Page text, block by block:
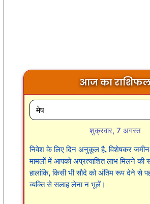
आज का
शुक्रवार, 7 अगस्त
निवेश के लिए दिन अनुकूल है, विशेषकर
मामलों में आपको अप्रत्याशित लाभ मिलने की
हालांकि, किसी भी सौदे को अंतिम रूप देने से
व्यक्ति से सलाह लेना न भूलें।